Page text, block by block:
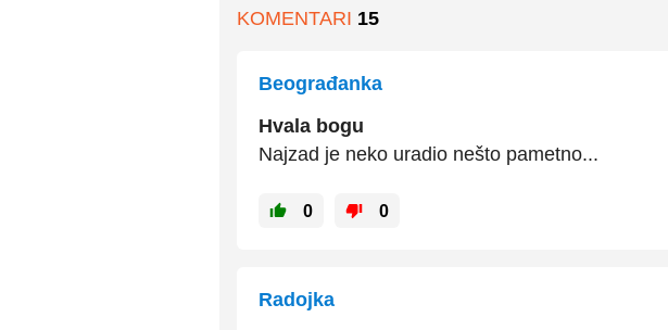
KOMENTARI 15
Beograđanka
Hvala bogu
Najzad je neko uradio nešto pametno...
0 0
Radojka